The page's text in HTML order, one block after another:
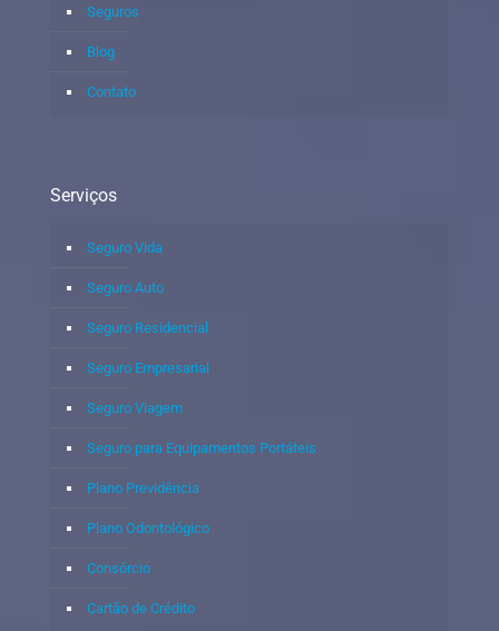
Seguros
Blog
Contato
Serviços
Seguro Vida
Seguro Auto
Seguro Residencial
Seguro Empresarial
Seguro Viagem
Seguro para Equipamentos Portáteis
Plano Previdência
Plano Odontológico
Consórcio
Cartão de Crédito